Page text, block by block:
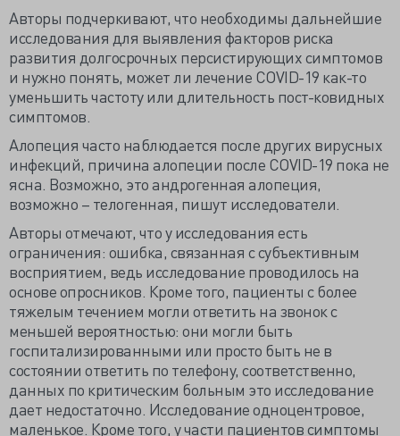
Авторы подчеркивают, что необходимы дальнейшие
исследования для выявления факторов риска
развития долгосрочных персистирующих симптомов
и нужно понять, может ли лечение COVID-19 как-то
уменьшить частоту или длительность пост-ковидных
симптомов.
Алопеция часто наблюдается после других вирусных
инфекций, причина алопеции после COVID-19 пока не
ясна. Возможно, это андрогенная алопеция,
возможно – телогенная, пишут исследователи.
Авторы отмечают, что у исследования есть
ограничения: ошибка, связанная с субъективным
восприятием, ведь исследование проводилось на
основе опросников. Кроме того, пациенты с более
тяжелым течением могли ответить на звонок с
меньшей вероятностью: они могли быть
госпитализированными или просто быть не в
состоянии ответить по телефону, соответственно,
данных по критическим больным это исследование
дает недостаточно. Исследование одноцентровое,
маленькое. Кроме того, у части пациентов симптомы